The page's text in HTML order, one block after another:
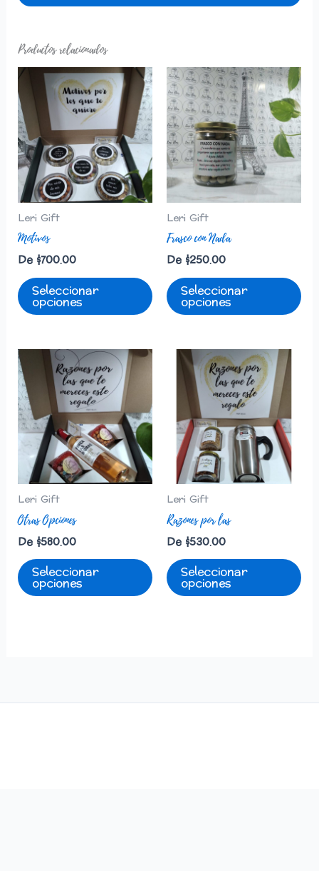
Productos relacionados
Leri Gift
Motivos
De$700.00
Seleccionar
opciones
Leri Gift
Frasco con Nada
De$250.00
Seleccionar
opciones
Leri Gift
Otras Opciones
De$580.00
Seleccionar
opciones
Leri Gift
Razones por las
De$530.00
Seleccionar
opciones